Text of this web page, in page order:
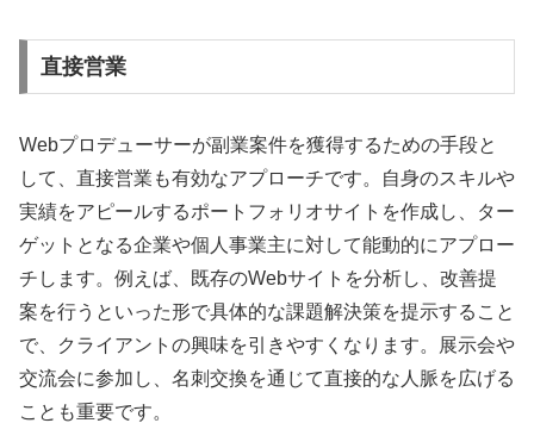
直接営業
Webプロデューサーが副業案件を獲得するための手段と
して、直接営業も有効なアプローチです。自身のスキルや
実績をアピールするポートフォリオサイトを作成し、ター
ゲットとなる企業や個人事業主に対して能動的にアプロー
チします。例えば、既存のWebサイトを分析し、改善提
案を行うといった形で具体的な課題解決策を提示すること
で、クライアントの興味を引きやすくなります。展示会や
交流会に参加し、名刺交換を通じて直接的な人脈を広げる
ことも重要です。